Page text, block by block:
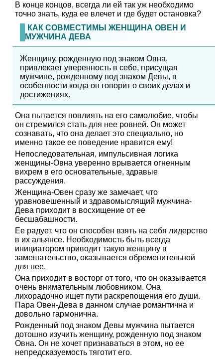
В конце концов, всегда ли ей так уж необходимо
точно знать, куда ее влечет и где будет остановка?
КАК СОВМЕСТИМЫ ЖЕНЩИНА ОВЕН И
МУЖЧИНА ДЕВА
Женщину, рожденную под знаком Овна,
привлекает уверенность в себе, присущая
мужчине, рожденному под знаком Девы, в
особенности когда он говорит о своих делах и
достижениях.
Она пытается повлиять на его самолюбие, чтобы
он стремился стать для нее ровней. Он может
сознавать, что она делает это специально, но
именно такое ее поведение нравится ему!
Непоследовательная, импульсивная логика
женщины-Овна уверенно врывается огненным
вихрем в его основательные, здравые
рассуждения.
Женщина-Овен сразу же замечает, что
уравновешенный и здравомыслящий мужчина-
Дева приходит в восхищение от ее
бесшабашности.
Ее радует, что он способен взять на себя лидерство
в их альянсе. Необходимость быть всегда
инициатором приводит такую женщину в
замешательство, оказывается обременительной
для нее.
Она приходит в восторг от того, что он оказывается
очень внимательным любовником. Она
лихорадочно ищет пути раскрепощения его души.
Пара Овен-Дева в данном случае романтична и
довольно гармонична.
Рожденный под знаком Девы мужчина пытается
дотошно изучить женщину, рожденную под знаком
Овна. Он не хочет признаваться в этом, но ее
непредсказуемость тяготит его.